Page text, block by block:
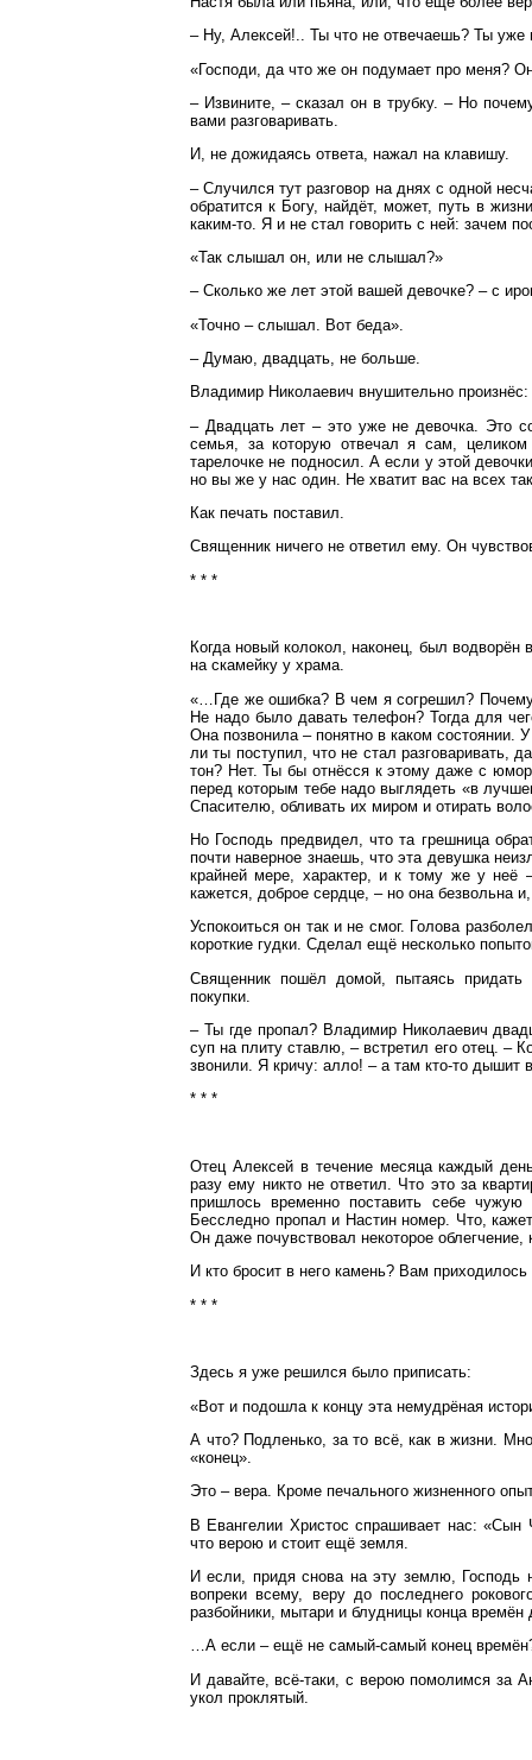
– Ну, Алексей!.. Ты что не отвечаешь? Ты
«Господи, да что же он подумает про меня?
– Извините, – сказал он в трубку. – Но
вами разговаривать.
И, не дожидаясь ответа, нажал на клавишу.
– Случился тут разговор на днях с одной
обратится к Богу, найдёт, может, путь в
каким-то. Я и не стал говорить с ней: зачем
«Так слышал он, или не слышал?»
– Сколько же лет этой вашей девочке? – с
«Точно – слышал. Вот беда».
– Думаю, двадцать, не больше.
Владимир Николаевич внушительно произнёс:
– Двадцать лет – это уже не девочка. Это
семья, за которую отвечал я сам,
тарелочке не подносил. А если у этой
но вы же у нас один. Не хватит вас на всех
Как печать поставил.
Священник ничего не ответил ему. Он
* * *
Когда новый колокол, наконец, был
на скамейку у храма.
«…Где же ошибка? В чем я согрешил?
Не надо было давать телефон? Тогда для
Она позвонила – понятно в каком состоянии.
ли ты поступил, что не стал
тон? Нет. Ты бы отнёсся к этому даже с
перед которым тебе надо выглядеть «в
Спасителю, обливать их миром и отирать
Но Господь предвидел, что та грешница
почти наверное знаешь, что эта девушка
крайней мере, характер, и к тому же у
кажется, доброе сердце, – но она безвольна
Успокоиться он так и не смог. Голова
короткие гудки. Сделал ещё несколько
Священник пошёл домой, пытаясь придать
покупки.
– Ты где пропал? Владимир Николаевич
суп на плиту ставлю, – встретил его отец. –
звонили. Я кричу: алло! – а там кто-то дышит
* * *
Отец Алексей в течение месяца каждый
разу ему никто не ответил. Что это за
пришлось временно поставить себе
Бесследно пропал и Настин номер. Что,
Он даже почувствовал некоторое облегчение,
И кто бросит в него камень? Вам
* * *
Здесь я уже решился было приписать:
«Вот и подошла к концу эта немудрёная
А что? Подленько, за то всё, как в жизни.
«конец».
Это – вера. Кроме печального жизненного
В Евангелии Христос спрашивает нас: «Сын
что верою и стоит ещё земля.
И если, придя снова на эту землю,
вопреки всему, веру до последнего
разбойники, мытари и блудницы конца
…А если – ещё не самый-самый конец
И давайте, всё-таки, с верою помолимся за
укол проклятый.